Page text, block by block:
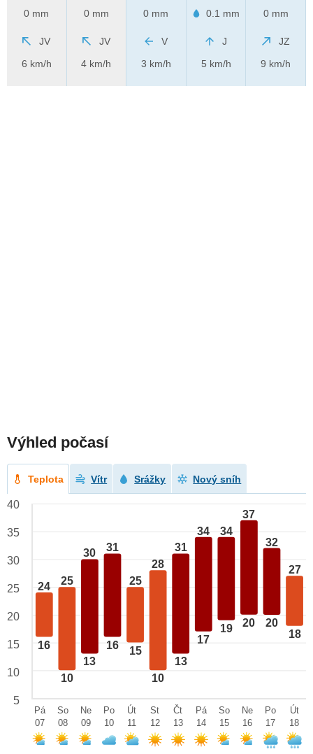
0 mm
JV
6 km/h
0 mm
JV
4 km/h
0 mm
V
3 km/h
0.1 mm
J
5 km/h
0 mm
JZ
9 km/h
Výhled počasí
Teplota Vítr Srážky Nový sníh
24
16
25
10
30
13
31
16
25
15
28
10
31
13
34
17
34
19
37
20
32
20
27
18
40
35
30
25
20
15
10
5
Pá
07
So
08
Ne
09
Po
10
Út
11
St
12
Čt
13
Pá
14
So
15
Ne
16
Po
17
Út
18